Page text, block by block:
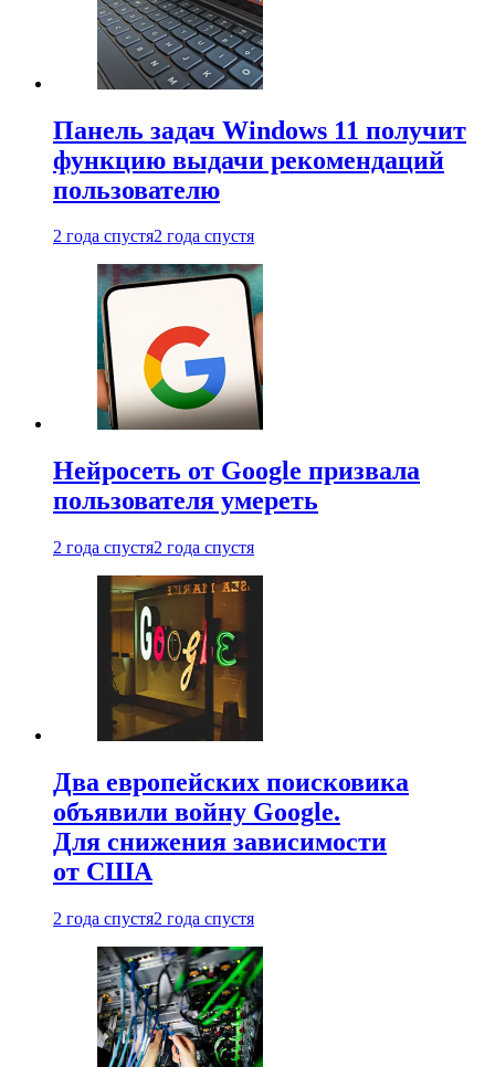
Панель задач Windows 11 получит
функцию выдачи рекомендаций
пользователю
2 года спустя2 года спустя
Нейросеть от Google призвала
пользователя умереть
2 года спустя2 года спустя
Два европейских поисковика
объявили войну Google.
Для снижения зависимости
от США
2 года спустя2 года спустя